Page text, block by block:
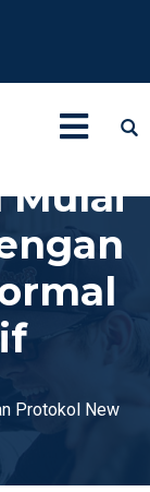
Mulai
Protokol New